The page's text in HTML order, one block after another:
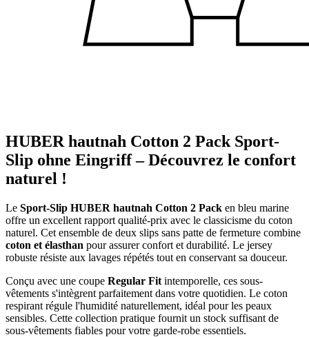
HUBER hautnah Cotton 2 Pack Sport-
Slip ohne Eingriff – Découvrez le confort
naturel !
Le Sport-Slip HUBER hautnah Cotton 2 Pack en bleu marine
offre un excellent rapport qualité-prix avec le classicisme du coton
naturel. Cet ensemble de deux slips sans patte de fermeture combine
coton et élasthan pour assurer confort et durabilité. Le jersey
robuste résiste aux lavages répétés tout en conservant sa douceur.
Conçu avec une coupe Regular Fit intemporelle, ces sous-
vêtements s'intègrent parfaitement dans votre quotidien. Le coton
respirant régule l'humidité naturellement, idéal pour les peaux
sensibles. Cette collection pratique fournit un stock suffisant de
sous-vêtements fiables pour votre garde-robe essentiels.